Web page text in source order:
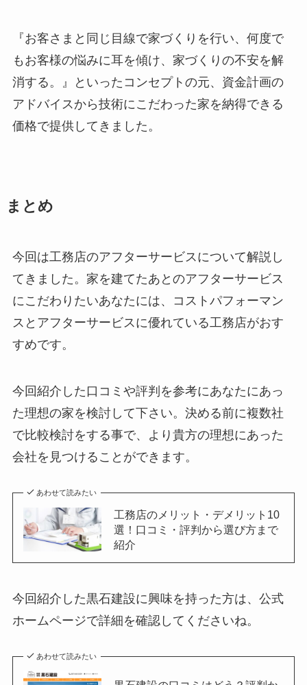
『お客さまと同じ目線で家づくりを行い、何度で
もお客様の悩みに耳を傾け、家づくりの不安を解
消する。』といったコンセプトの元、資金計画の
アドバイスから技術にこだわった家を納得できる
価格で提供してきました。
まとめ
今回は工務店のアフターサービスについて解説し
てきました。家を建てたあとのアフターサービス
にこだわりたいあなたには、コストパフォーマン
スとアフターサービスに優れている工務店がおす
すめです。
今回紹介した口コミや評判を参考にあなたにあっ
た理想の家を検討して下さい。決める前に複数社
で比較検討をする事で、より貴方の理想にあった
会社を見つけることができます。
あわせて読みたい
工務店のメリット・デメリット10
選！口コミ・評判から選び方まで
紹介
今回紹介した黒石建設に興味を持った方は、公式
ホームページで詳細を確認してくださいね。
あわせて読みたい